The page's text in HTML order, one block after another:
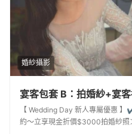
婚紗攝影
宴客包套 B：拍婚紗+宴客
【 Wedding Day 新人專屬優惠
約〜立享現金折價$3000拍婚紗照